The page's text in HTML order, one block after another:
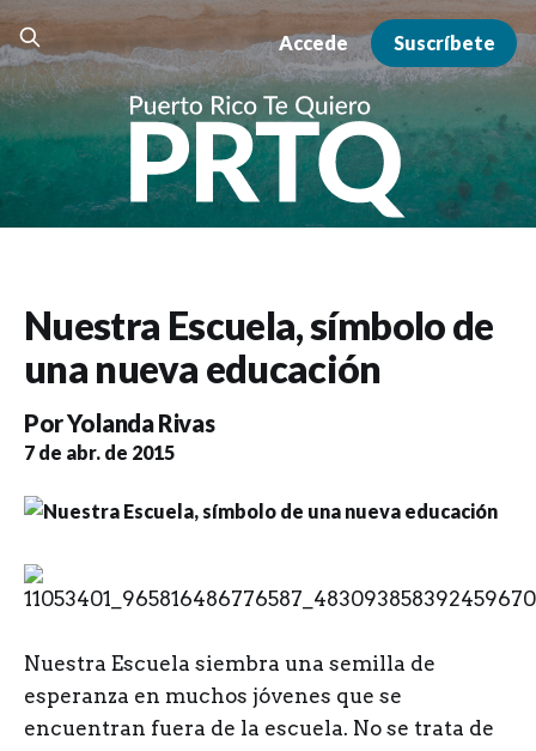
Accede Suscríbete
Nuestra Escuela, símbolo de
una nueva educación
PorYolanda Rivas
7 de abr. de 2015
Nuestra Escuela siembra una semilla de
esperanza en muchos jóvenes que se
encuentran fuera de la escuela. No se trata de